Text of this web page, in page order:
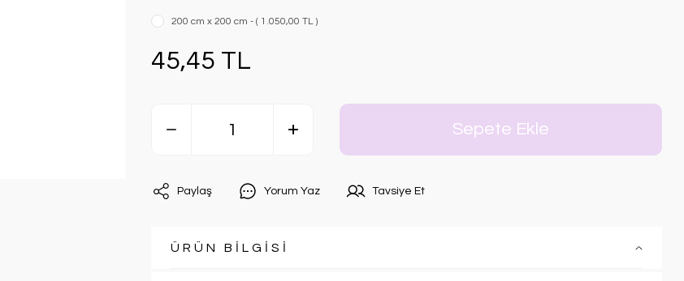
200 cm x 200 cm - ( 1.050,00 TL )
45,45 TL
Sepete Ekle
Paylaş Yorum Yaz Tavsiye Et
ÜRÜN BİLGİSİ